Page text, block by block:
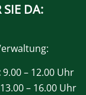
SIE DA:
9.00 – 12.00 Uhr
13.00 – 16.00 Uhr